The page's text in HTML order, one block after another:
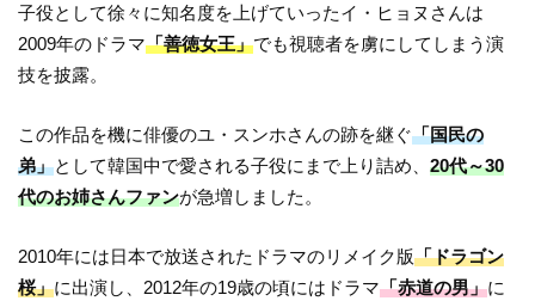
子役として徐々に知名度を上げていったイ・ヒョヌさんは
2009年のドラマ「善徳女王」でも視聴者を虜にしてしまう演
技を披露。
この作品を機に俳優のユ・スンホさんの跡を継ぐ「国民の
弟」として韓国中で愛される子役にまで上り詰め、20代～30
代のお姉さんファンが急増しました。
2010年には日本で放送されたドラマのリメイク版「ドラゴン
桜」に出演し、2012年の19歳の頃にはドラマ「赤道の男」に